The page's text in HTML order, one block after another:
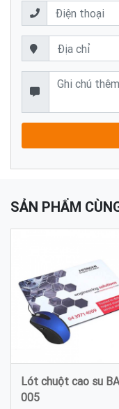
SẢN PHẨM
Lót chuột cao su
005